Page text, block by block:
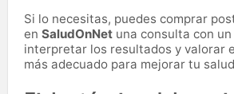
Si lo necesitas, puedes comprar
en SaludOnNet una consulta con
interpretar los resultados y valorar
más adecuado para mejorar tu